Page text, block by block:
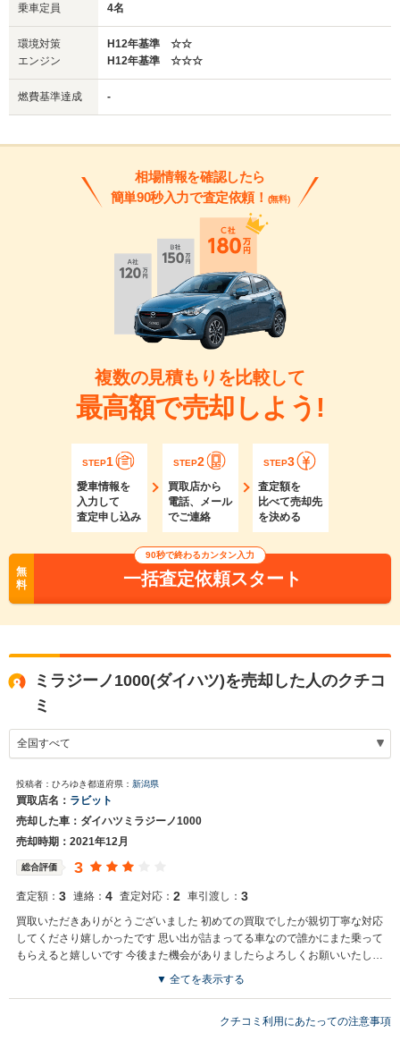
乗車定員 4名
環境対策
エンジン
H12年基準 ☆☆
H12年基準 ☆☆☆
燃費基準達成 -
相場情報を確認したら
簡単90秒入力で査定依頼！ (無料)
複数の見積もりを比較して
最高額で売却しよう!
STEP1
愛車情報を
入力して
査定申し込み
STEP2
買取店から
電話、メール
でご連絡
STEP3
査定額を
比べて売却先
を決める
無
料
90秒で終わるカンタン入力
一括査定依頼スタート
ミラジーノ1000(ダイハツ)を売却した人のクチコ
ミ
投稿者：ひろゆき都道府県： 新潟県
買取店名： ラビット
売却した車：ダイハツミラジーノ1000
売却時期：2021年12月
総合評価 3
査定額： 3 連絡： 4 査定対応： 2 車引渡し： 3
買取いただきありがとうございました 初めての買取でしたが親切丁寧な対応
してくださり嬉しかったです 思い出が詰まってる車なので誰かにまた乗って
もらえると嬉しいです 今後また機会がありましたらよろしくお願いいたしま
▼ 全てを表示する
クチコミ利用にあたっての注意事項